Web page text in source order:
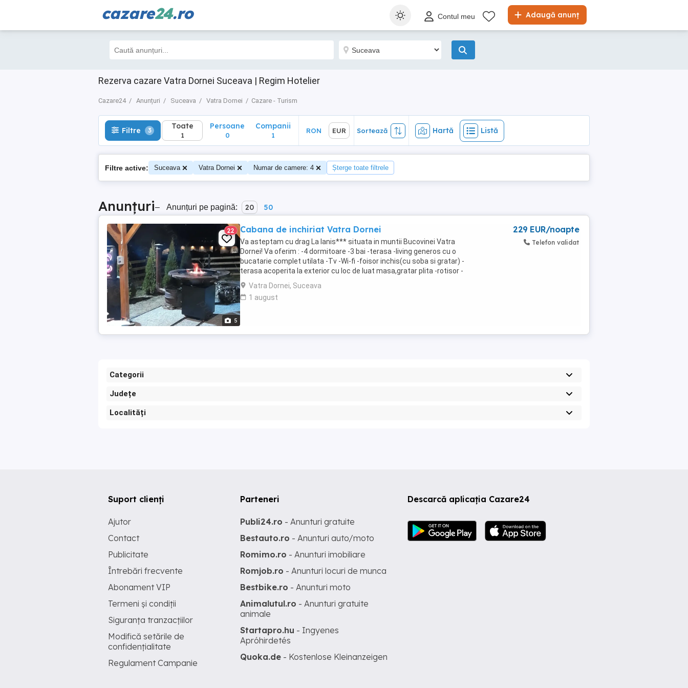
cazare24.ro Adaugă anunț
Contul meu
Rezerva cazare Vatra Dornei Suceava | Regim Hotelier
Cazare24 Anunțuri Suceava Vatra Dornei Cazare - Turism
Filtre 3 Toate
1
Hartă Listă
Filtre 3 Toate
1
Persoane
0
Companii
1
RON EUR Sortează Hartă Listă
Filtre active: Suceava Vatra Dornei Numar de camere: 4 Șterge toate filtrele
Anunțuri– Anunțuri pe pagină: 20 50
5
22 Cabana de inchiriat Vatra Dornei
Va asteptam cu drag La Ianis*** situata in muntii Bucovinei Vatra
Dornei! Va oferim : -4 dormitoare -3 bai -terasa -living generos cu o
bucatarie complet utilata -Tv -Wi-fi -foisor inchis(cu soba si gratar) -
terasa acoperita la exterior cu loc de luat masa,gratar plita -rotisor -
ceaun -disc -vatra ...
Vatra Dornei, Suceava
1 august
229 EUR/noapte
Telefon validat
Categorii
Județe
Localități
Descarcă aplicația Cazare24
Suport clienți
Ajutor
Contact
Publicitate
Întrebări frecvente
Abonament VIP
Termeni și condiții
Siguranța tranzacțiilor
Modifică setările de
confidențialitate
Regulament Campanie
Parteneri
Publi24.ro - Anunturi gratuite
Bestauto.ro - Anunturi auto/moto
Romimo.ro - Anunturi imobiliare
Romjob.ro - Anunturi locuri de munca
Bestbike.ro - Anunturi moto
Animalutul.ro - Anunturi gratuite
animale
Startapro.hu - Ingyenes
Apróhirdetés
Quoka.de - Kostenlose Kleinanzeigen